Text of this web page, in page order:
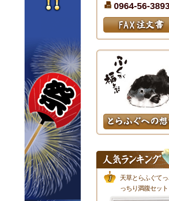
0964-56-
天草とらふぐて
っちり満腹セット